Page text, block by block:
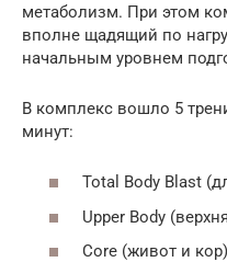
метаболизм. При этом
вполне щадящий по
начальным уровнем
В комплекс вошло 5
минут:
Total Body Blast
Upper Body
Core (живот и кор)